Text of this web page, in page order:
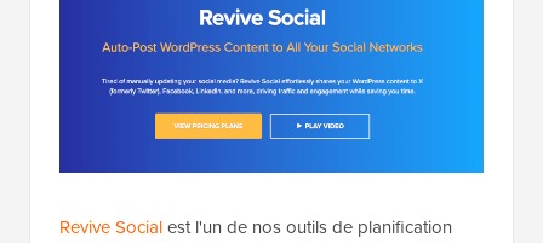
Revive Socialest l'un de nos outils de planification